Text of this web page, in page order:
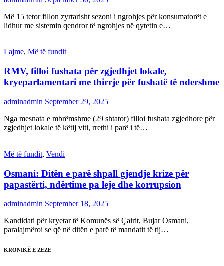
Më 15 tetor fillon zyrtarisht sezoni i ngrohjes për konsumatorët e
lidhur me sistemin qendror të ngrohjes në qytetin e…
Lajme, Më të fundit
RMV, filloi fushata për zgjedhjet lokale,
kryeparlamentari me thirrje për fushatë të ndershme
adminadmin September 29, 2025
Nga mesnata e mbrëmshme (29 shtator) filloi fushata zgjedhore për
zgjedhjet lokale të këtij viti, rrethi i parë i të…
Më të fundit, Vendi
Osmani: Ditën e parë shpall gjendje krize për
papastërti, ndërtime pa leje dhe korrupsion
adminadmin September 18, 2025
Kandidati për kryetar të Komunës së Çairit, Bujar Osmani,
paralajmëroi se që në ditën e parë të mandatit të tij…
KRONIKË E ZEZË